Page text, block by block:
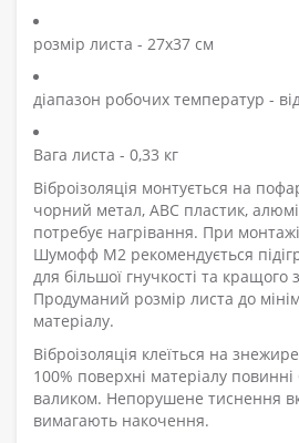
розмір листа - 27х37 см
діапазон робочих температур -
Вага листа - 0,33 кг
Віброізоляція монтується на
чорний метал, АВС пластик,
потребує нагрівання. При
Шумофф М2 рекомендується
для більшої гнучкості та
Продуманий розмір листа до
матеріалу.
Віброізоляція клеїться на
100% поверхні матеріалу
валиком. Непорушене тиснення
вимагають накочення.